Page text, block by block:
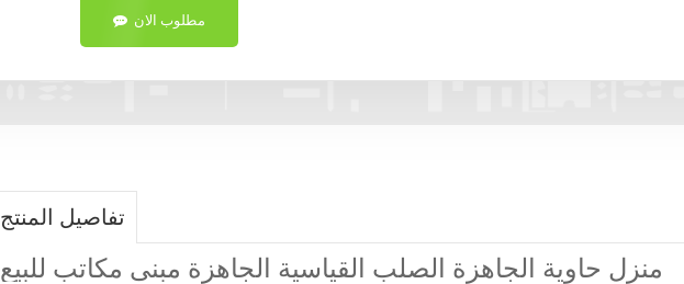
مطلوب الان
تفاصيل المنتج
منزل حاوية الجاهزة الصلب القياسية الجاهزة مبنى مكاتب للبيع